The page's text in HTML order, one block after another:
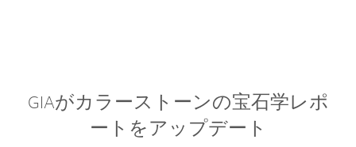
GIAがカラーストーンの宝石学レポ
ートをアップデート